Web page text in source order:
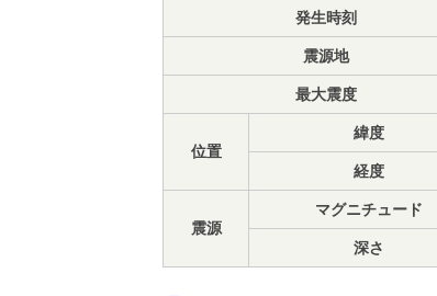
発生時刻
震源地
最大震度
位置
緯度
経度
震源
マグニチュード
深さ